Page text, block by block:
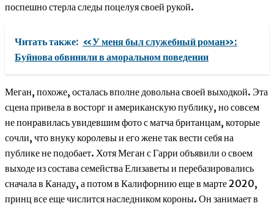
поспешно стерла следы поцелуя своей рукой.
Читать также: «У меня был служебный роман»:
Буйнова обвинили в аморальном поведении
Меган, похоже, осталась вполне довольна своей выходкой. Эта
сцена привела в восторг и американскую публику, но совсем
не понравилась увидевшим фото с матча британцам, которые
сочли, что внуку королевы и его жене так вести себя на
публике не подобает. Хотя Меган с Гарри объявили о своем
выходе из состава семейства Елизаветы и перебазировались
сначала в Канаду, а потом в Калифорнию еще в марте 2020,
принц все еще числится наследником короны. Он занимает в